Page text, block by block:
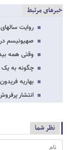
خبرهای مرتبط
روایت سالهای
صهیونیسم
وقتی همه
چگونه به
بهاریه
انتشار
نظر شما